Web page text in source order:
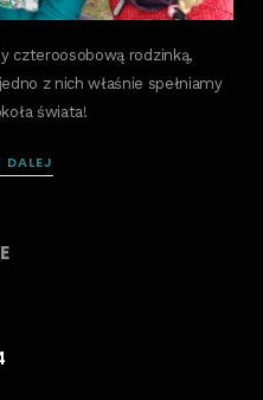
czteroosobową rodzinką,
z nich właśnie spełniamy
świata!
DALEJ